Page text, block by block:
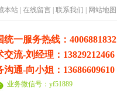
本站 在线留言 联系我们 网站地图
统一服务热线：4006881832
交流-刘经理：13829212466
沟通-向小姐：13686609610
业务微信号：yf51889